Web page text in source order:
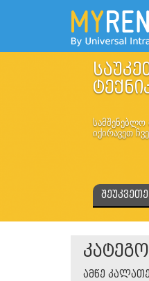
სამშენებლო
იქირავეთ
ამწე